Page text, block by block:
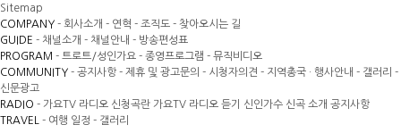
Sitemap
COMPANY - 회사소개 - 연혁 - 조직도 - 찾아오시는 길
GUIDE - 채널소개 - 채널안내 - 방송편성표
PROGRAM - 트로트/성인가요 - 종영프로그램 - 뮤직비디오
COMMUNITY - 공지사항 - 제휴 및 광고문의 - 시청자의견 - 지역총국 · 행사안내 - 갤러리 -
신문광고
RADIO - 가요TV 라디오 신청곡란 가요TV 라디오 듣기 신인가수 신곡 소개 공지사항
TRAVEL
- 여행 일정 - 갤러리